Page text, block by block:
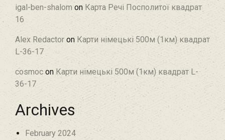
igal-ben-shalom on Карта Речі Посполитої квадрат
16
Alex Redactor on Карти німецькі 500м (1км) квадрат
L-36-17
cosmoc on Карти німецькі 500м (1км) квадрат L-
36-17
Archives
February 2024